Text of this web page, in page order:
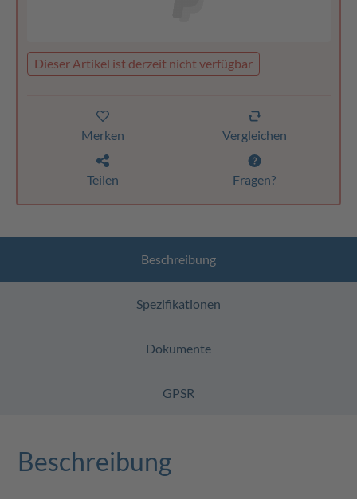
Dieser Artikel ist derzeit nicht verfügbar
Merken Vergleichen
Teilen Fragen?
Beschreibung
Spezifikationen
Dokumente
GPSR
Beschreibung